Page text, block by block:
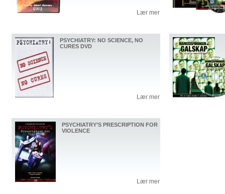
Lær mer
PSYCHIATRY: NO SCIENCE, NO
CURES DVD
Lær mer
PSYCHIATRY’S PRESCRIPTION FOR
VIOLENCE
Lær mer